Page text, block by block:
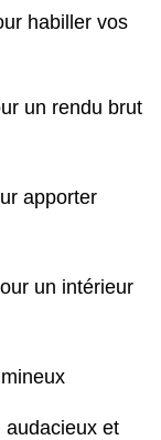
habiller vos
un rendu brut
apporter
un intérieur
audacieux et